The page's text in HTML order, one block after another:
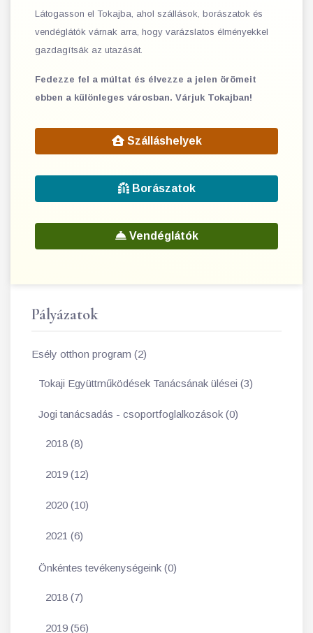
Látogasson el Tokajba, ahol szállások, borászatok és
vendéglátók várnak arra, hogy varázslatos élményekkel
gazdagítsák az utazását.
Fedezze fel a múltat és élvezze a jelen örömeit
ebben a különleges városban. Várjuk Tokajban!
Szálláshelyek
Borászatok
Vendéglátók
Pályázatok
Esély otthon program (2)
Tokaji Együttműködések Tanácsának ülései (3)
Jogi tanácsadás - csoportfoglalkozások (0)
2018 (8)
2019 (12)
2020 (10)
2021 (6)
Önkéntes tevékenységeink (0)
2018 (7)
2019 (56)